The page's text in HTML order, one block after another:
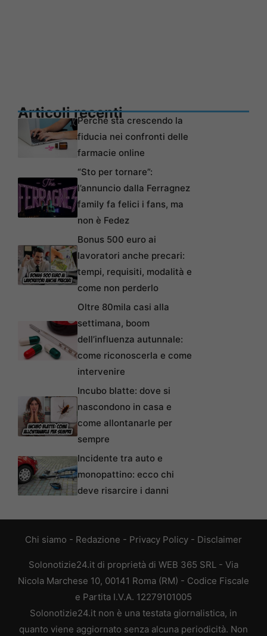
Articoli recentiPerché sta crescendo la
fiducia nei confronti delle
farmacie online
“Sto per tornare”:
l’annuncio dalla Ferragnez
family fa felici i fans, ma
non è Fedez
Bonus 500 euro ai
lavoratori anche precari:
tempi, requisiti, modalità e
come non perderlo
Oltre 80mila casi alla
settimana, boom
dell’influenza autunnale:
come riconoscerla e come
intervenire
Incubo blatte: dove si
nascondono in casa e
come allontanarle per
sempre
Incidente tra auto e
monopattino: ecco chi
deve risarcire i danni
Chi siamo - Redazione - Privacy Policy - Disclaimer
Solonotizie24.it di proprietà di WEB 365 SRL - Via
Nicola Marchese 10, 00141 Roma (RM) - Codice Fiscale
e Partita I.V.A. 12279101005
Solonotizie24.it non è una testata giornalistica, in
quanto viene aggiornato senza alcuna periodicità. Non